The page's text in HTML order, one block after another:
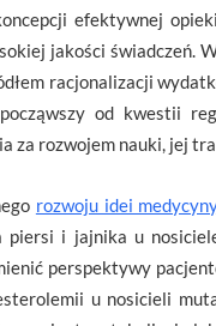
efektywnej
jakości świadczeń.
racjonalizacji
od kwestii
za rozwojem nauki, jej
rozwoju idei
piersi i jajnika u
perspektywy
u nosicieli